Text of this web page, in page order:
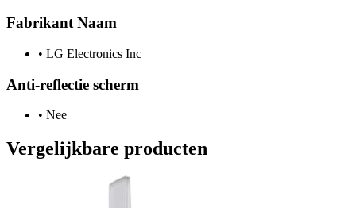
Fabrikant Naam
• LG Electronics Inc
Anti-reflectie scherm
• Nee
Vergelijkbare producten